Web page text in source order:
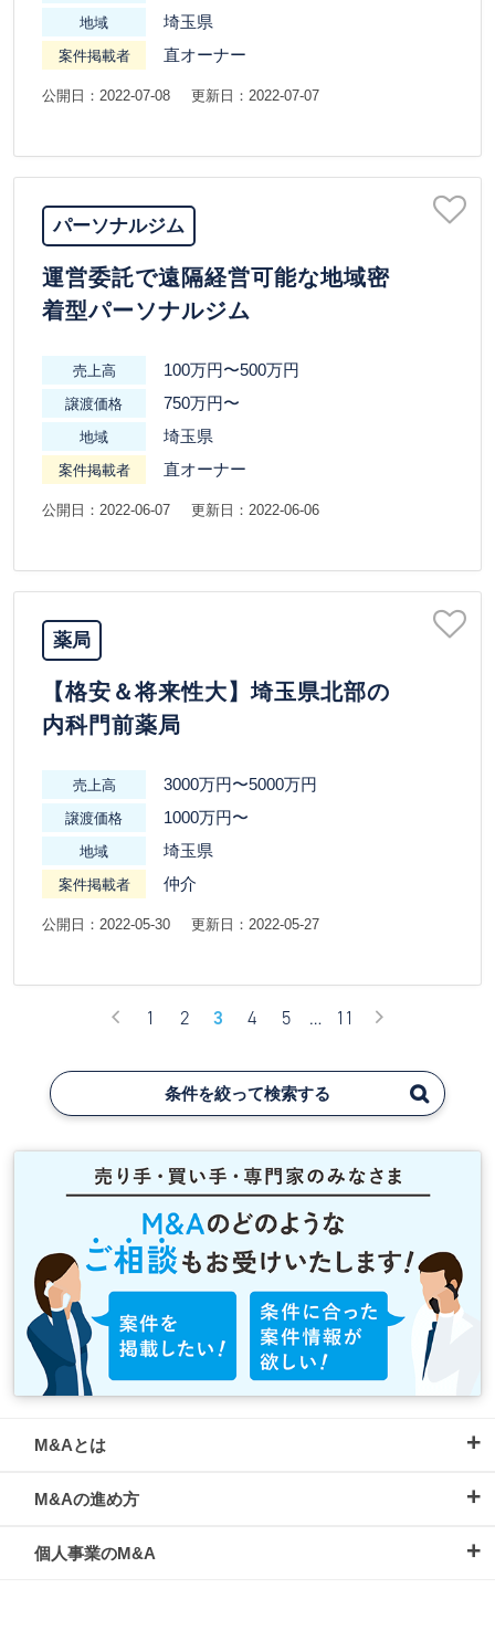
地域 埼玉県
案件掲載者 直オーナー
公開日：2022-07-08 更新日：2022-07-07
パーソナルジム
運営委託で遠隔経営可能な地域密
着型パーソナルジム
売上高 100万円〜500万円
譲渡価格 750万円〜
地域 埼玉県
案件掲載者 直オーナー
公開日：2022-06-07 更新日：2022-06-06
薬局
【格安＆将来性大】埼玉県北部の
内科門前薬局
売上高 3000万円〜5000万円
譲渡価格 1000万円〜
地域 埼玉県
案件掲載者 仲介
公開日：2022-05-30 更新日：2022-05-27
1 2 3 4 5 … 11
条件を絞って検索する
M&Aとは
M&Aの進め方
個人事業のM&A